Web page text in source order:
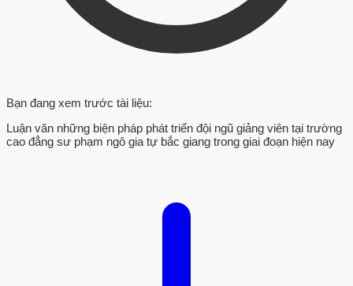
Bạn đang xem trước tài liệu:
Luận văn những biện pháp phát triển đội ngũ giảng viên tại trường
cao đẳng sư phạm ngô gia tự bắc giang trong giai đoạn hiện nay